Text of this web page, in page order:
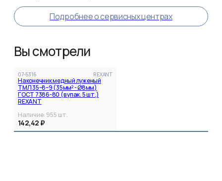
Подробнее о сервисных центрах
Вы смотрели
07-5316 REXANT
Наконечник медный луженый
ТМЛ 35–8–9 (35мм² - Ø8мм)
ГОСТ 7386-80 (в упак. 5 шт.)
REXANT
Наличие: 955 шт.
142,42 ₽